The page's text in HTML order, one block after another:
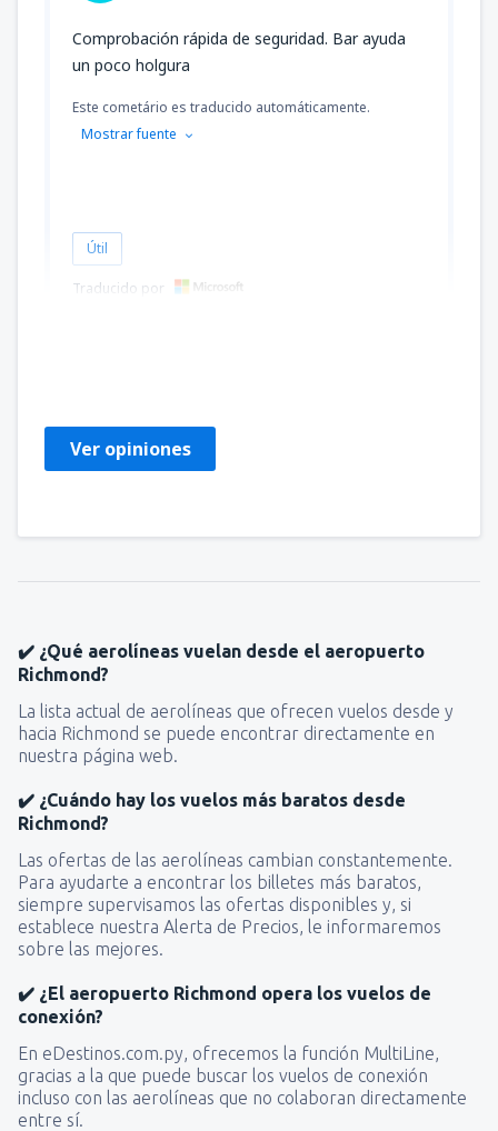
Comprobación rápida de seguridad. Bar ayuda
un poco holgura
Este cometário es traducido automáticamente.
Mostrar fuente
Útil
Traducido por
Ver opiniones
✔️ ¿Qué aerolíneas vuelan desde el aeropuerto
Richmond?
La lista actual de aerolíneas que ofrecen vuelos desde y
hacia Richmond se puede encontrar directamente en
nuestra página web.
✔️ ¿Cuándo hay los vuelos más baratos desde
Richmond?
Las ofertas de las aerolíneas cambian constantemente.
Para ayudarte a encontrar los billetes más baratos,
siempre supervisamos las ofertas disponibles y, si
establece nuestra Alerta de Precios, le informaremos
sobre las mejores.
✔️ ¿El aeropuerto Richmond opera los vuelos de
conexión?
En eDestinos.com.py, ofrecemos la función MultiLine,
gracias a la que puede buscar los vuelos de conexión
incluso con las aerolíneas que no colaboran directamente
entre sí.